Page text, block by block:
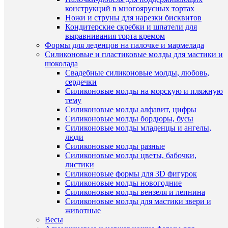
конструкций в многоярусных тортах
Ножи и струны для нарезки бисквитов
Кондитерские скребки и шпатели для
выравнивания торта кремом
Формы для леденцов на палочке и мармелада
Силиконовые и пластиковые молды для мастики и
шоколада
Свадебные силиконовые молды, любовь,
сердечки
Силиконовые молды на морскую и пляжную
тему
Силиконовые молды алфавит, цифры
Силиконовые молды бордюры, бусы
Силиконовые молды младенцы и ангелы,
люди
Силиконовые молды разные
Силиконовые молды цветы, бабочки,
листики
Силиконовые формы для 3D фигурок
Силиконовые молды новогодние
Силиконовые молды вензеля и лепнина
Силиконовые молды для мастики звери и
животные
Весы
форма
создания
756
руб.
шт
В
в
В
Быстрый
форма